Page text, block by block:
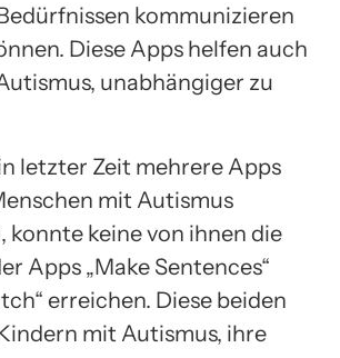
kommunizieren
Diese Apps helfen auch
unabhängiger zu
letzter Zeit mehrere Apps
mit Autismus
konnte keine von ihnen die
Apps „Make Sentences“
erreichen. Diese beiden
mit Autismus, ihre